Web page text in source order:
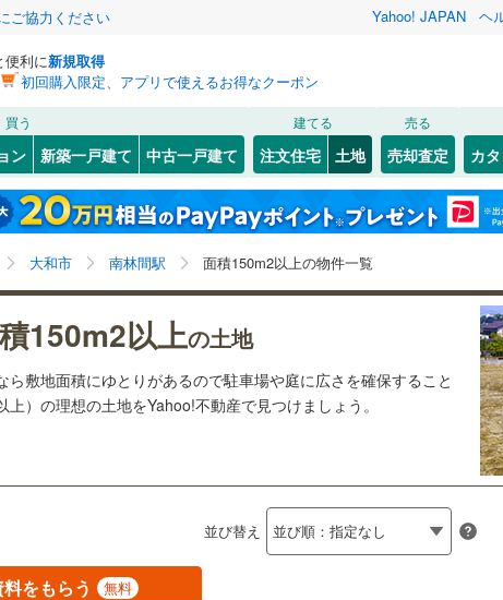
ご協力ください Yahoo! JAPAN ヘ
便利に新規取得
初回購入限定、アプリで使えるお得なクーポン
買う
ン 新築一戸建て 中古一戸建て
建てる
注文住宅 土地
売る
売却査定 カ
大和市 南林間駅 面積150m2以上の物件一覧
150m2以上の土地
敷地面積にゆとりがあるので駐車場や庭に広さを確保すること
）の理想の土地をYahoo!不動産で見つけましょう。
並び替え
をもらう 無料
岩手 宮城 秋田 山形
神奈川 埼玉 千葉 茨城
富山
岐阜 静岡 三重
和
島根 岡山 広島 山口
高知
) 札沼線(6)
室蘭本線(6)
) 富良野線(0)
) 釧網本線(0)
) 水郡線(130)
) 上越線
) 水戸線(44)
釜石線(0)
花輪線 (1)
) (4) (1) (6) 桜ケ丘 (30) (36)
) (10) 片瀬江ノ島
ち方、日当たり
（0） 角地（1）
） 整形地（0）
約、入居関連など
0） 第一種低層住居専用地域
IT重説可（1 ）
対応とは？
検索条件を保存しました
この検索条件の新着物件通知は、 マイページから設定できます。
保存した条件を見る
南林間駅、価格未定を含む、建築条件付き土地を含む、
土地150m
検索条件を保存する
閉じる お気に入りリストを見る
閉じる
閉じる お気に入りリストを見る
閉じる